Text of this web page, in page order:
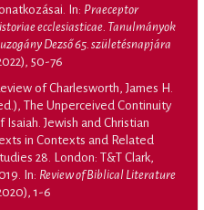
. In: Praeceptor
ecclesiasticae. Tanulmányok
Dezső 65. születésnapjára
50-76
of Charlesworth, James H.
The Unperceived Continuity
Isaiah. Jewish and Christian
in Contexts and Related
28. London: T&T Clark,
. In: Review of Biblical Literature
1-6